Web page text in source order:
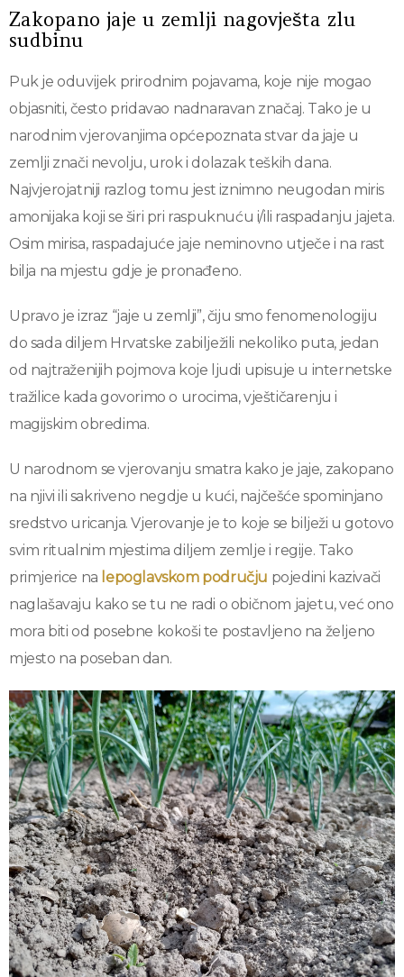
Zakopano jaje u zemlji nagovješta zlu
sudbinu
Puk je oduvijek prirodnim pojavama, koje nije mogao
objasniti, često pridavao nadnaravan značaj. Tako je u
narodnim vjerovanjima općepoznata stvar da jaje u
zemlji znači nevolju, urok i dolazak teških dana.
Najvjerojatniji razlog tomu jest iznimno neugodan miris
amonijaka koji se širi pri raspuknuću i/ili raspadanju jajeta.
Osim mirisa, raspadajuće jaje neminovno utječe i na rast
bilja na mjestu gdje je pronađeno.
Upravo je izraz “jaje u zemlji”, čiju smo fenomenologiju
do sada diljem Hrvatske zabilježili nekoliko puta, jedan
od najtraženijih pojmova koje ljudi upisuje u internetske
tražilice kada govorimo o urocima, vještičarenju i
magijskim obredima.
U narodnom se vjerovanju smatra kako je jaje, zakopano
na njivi ili sakriveno negdje u kući, najčešće spominjano
sredstvo uricanja. Vjerovanje je to koje se bilježi u gotovo
svim ritualnim mjestima diljem zemlje i regije. Tako
primjerice na lepoglavskom području pojedini kazivači
naglašavaju kako se tu ne radi o običnom jajetu, već ono
mora biti od posebne kokoši te postavljeno na željeno
mjesto na poseban dan.